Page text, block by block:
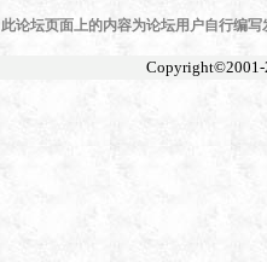
此论坛页面上的内容为论坛用户自行编
Copyright©2001-